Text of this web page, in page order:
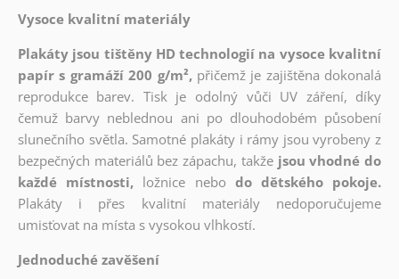
Vysoce kvalitní materiály
Plakáty jsou tištěny HD technologií na vysoce kvalitní
papír s gramáží 200 g/m², přičemž je zajištěna dokonalá
reprodukce barev. Tisk je odolný vůči UV záření, díky
čemuž barvy neblednou ani po dlouhodobém působení
slunečního světla. Samotné plakáty i rámy jsou vyrobeny z
bezpečných materiálů bez zápachu, takže jsou vhodné do
každé místnosti, ložnice nebo do dětského pokoje.
Plakáty i přes kvalitní materiály nedoporučujeme
umisťovat na místa s vysokou vlhkostí.
Jednoduché zavěšení